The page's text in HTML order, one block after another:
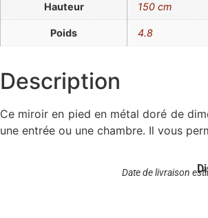
Hauteur 150 cm
Poids 4.8
Description
Ce miroir en pied en métal doré de
une entrée ou une chambre. Il vous
Date de livraison